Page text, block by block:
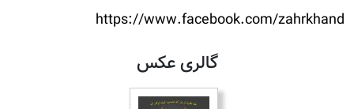
https://www.facebook.com/zahrkhand
گالری عکس